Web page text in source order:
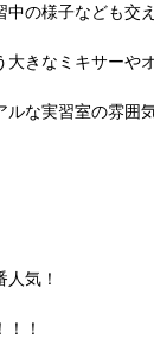
の様子なども交
きなミキサーや
な実習室の雰囲
気！
！